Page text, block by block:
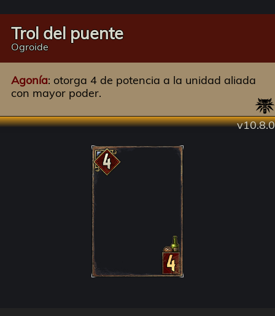
Trol del puente
Ogroide
Agonía: otorga 4 de potencia a la unidad aliada
con mayor poder.
v10.8.0